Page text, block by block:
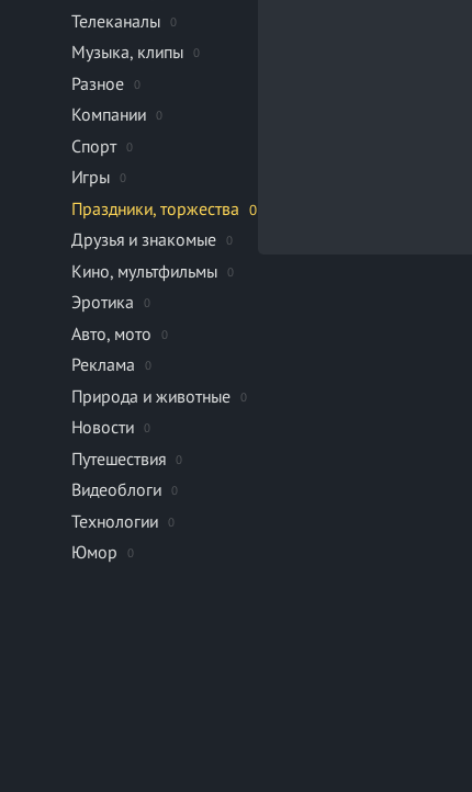
Телеканалы 0
Музыка, клипы 0
Разное 0
Компании 0
Спорт 0
Игры 0
Праздники, торжества 0
Друзья и знакомые 0
Кино, мультфильмы 0
Эротика 0
Авто, мото 0
Реклама 0
Природа и животные 0
Новости 0
Путешествия 0
Видеоблоги 0
Технологии 0
Юмор 0